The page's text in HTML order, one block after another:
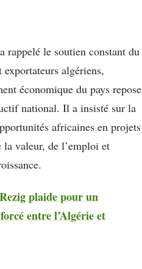
rappelé le soutien constant du
algériens,
économique du pays repose
national. Il a insisté sur la
africaines en projets
la valeur, de l’emploi et
plaide pour un
entre l’Algérie et